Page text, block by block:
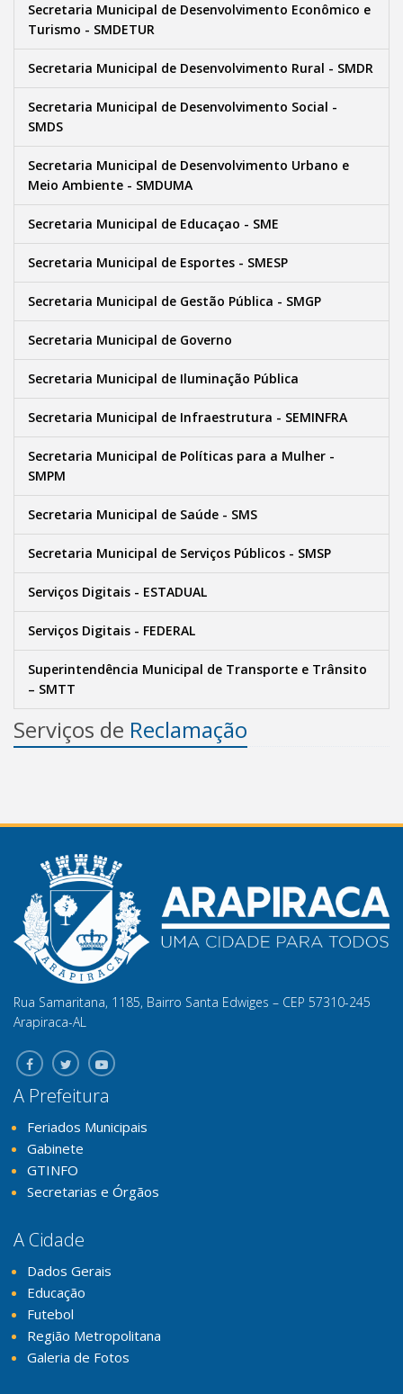
Secretaria Municipal de Desenvolvimento Econômico e
Turismo - SMDETUR
Secretaria Municipal de Desenvolvimento Rural - SMDR
Secretaria Municipal de Desenvolvimento Social -
SMDS
Secretaria Municipal de Desenvolvimento Urbano e
Meio Ambiente - SMDUMA
Secretaria Municipal de Educaçao - SME
Secretaria Municipal de Esportes - SMESP
Secretaria Municipal de Gestão Pública - SMGP
Secretaria Municipal de Governo
Secretaria Municipal de Iluminação Pública
Secretaria Municipal de Infraestrutura - SEMINFRA
Secretaria Municipal de Políticas para a Mulher -
SMPM
Secretaria Municipal de Saúde - SMS
Secretaria Municipal de Serviços Públicos - SMSP
Serviços Digitais - ESTADUAL
Serviços Digitais - FEDERAL
Superintendência Municipal de Transporte e Trânsito
– SMTT
Serviços de Reclamação
Rua Samaritana, 1185, Bairro Santa Edwiges – CEP 57310-245
Arapiraca-AL
A Prefeitura
Feriados Municipais
Gabinete
GTINFO
Secretarias e Órgãos
A Cidade
Dados Gerais
Educação
Futebol
Região Metropolitana
Galeria de Fotos